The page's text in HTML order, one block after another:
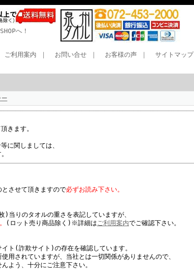
へ！
ご利用案内 ｜ お問い合せ ｜ お客様の声 ｜ サイトマップ
ー
きます。
に関しましては、
とさせて頂きますので必ずお読み下さい。
当りのタオルの重さを表記していますが、
(ロット売り商品除く)※詳細はご利用案内でご確認下さい。
ト(詐欺サイト)の存在を確認しています。
用されていますが、当社とは一切関係がありませんので、
よう、十分にご注意下さい。